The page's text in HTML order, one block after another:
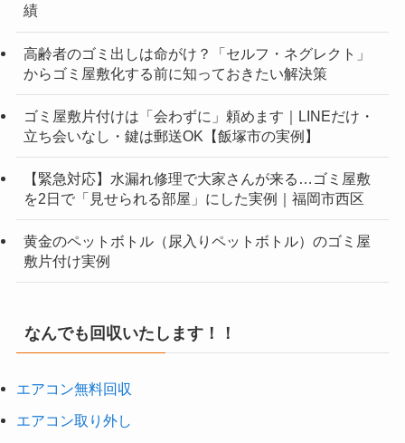
績
高齢者のゴミ出しは命がけ？「セルフ・ネグレクト」
からゴミ屋敷化する前に知っておきたい解決策
ゴミ屋敷片付けは「会わずに」頼めます｜LINEだけ・
立ち会いなし・鍵は郵送OK【飯塚市の実例】
【緊急対応】水漏れ修理で大家さんが来る…ゴミ屋敷
を2日で「見せられる部屋」にした実例｜福岡市西区
黄金のペットボトル（尿入りペットボトル）のゴミ屋
敷片付け実例
なんでも回収いたします！！
エアコン無料回収
エアコン取り外し